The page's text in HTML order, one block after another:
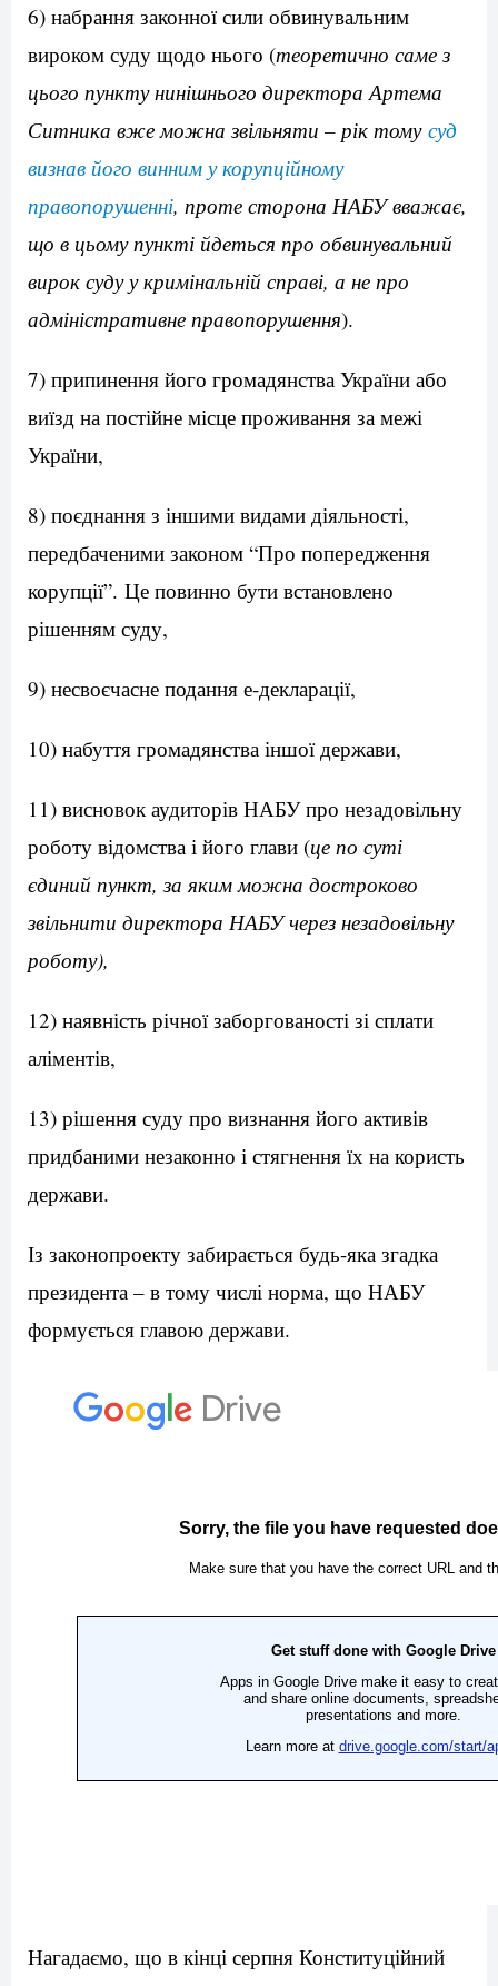
6) набрання законної сили обвинувальним
вироком суду щодо нього (теоретично саме з
цього пункту нинішнього директора Артема
Ситника вже можна звільняти – рік тому суд
визнав його винним у корупційному
правопорушенні, проте сторона НАБУ вважає,
що в цьому пункті йдеться про обвинувальний
вирок суду у кримінальній справі, а не про
адміністративне правопорушення).
7) припинення його громадянства України або
виїзд на постійне місце проживання за межі
України,
8) поєднання з іншими видами діяльності,
передбаченими законом “Про попередження
корупції”. Це повинно бути встановлено
рішенням суду,
9) несвоєчасне подання е-декларації,
10) набуття громадянства іншої держави,
11) висновок аудиторів НАБУ про незадовільну
роботу відомства і його глави (це по суті
єдиний пункт, за яким можна достроково
звільнити директора НАБУ через незадовільну
роботу),
12) наявність річної заборгованості зі сплати
аліментів,
13) рішення суду про визнання його активів
придбаними незаконно і стягнення їх на користь
держави.
Із законопроекту забирається будь-яка згадка
президента – в тому числі норма, що НАБУ
формується главою держави.
Нагадаємо, що в кінці серпня Конституційний